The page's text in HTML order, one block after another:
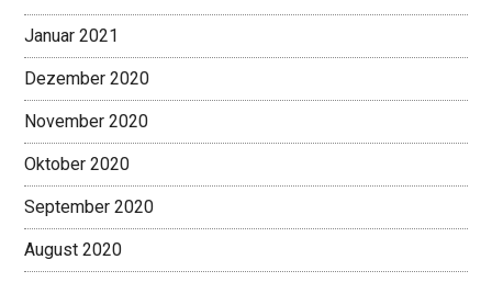
Januar 2021
Dezember 2020
November 2020
Oktober 2020
September 2020
August 2020